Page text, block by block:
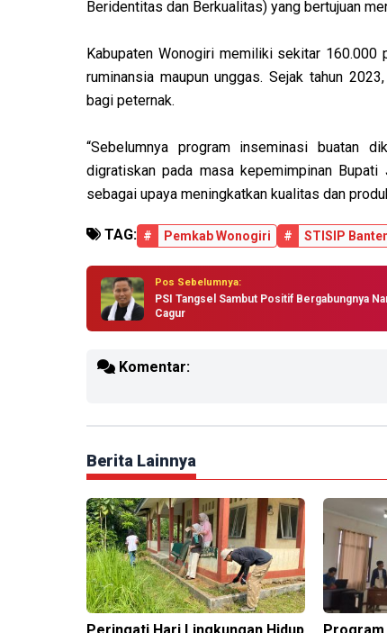
Beridentitas dan Berkualitas) yang bertujuan
Kabupaten Wonogiri memiliki sekitar
ruminansia maupun unggas. Sejak tahun
bagi peternak.
“Sebelumnya program inseminasi buatan
digratiskan pada masa kepemimpinan
sebagai upaya meningkatkan kualitas dan
TAG: # Pemkab Wonogiri # STISIP
Pos Sebelumnya:
PSI Tangsel Sambut Positif Bergabungnya
Cagur
Komentar:
Berita Lainnya